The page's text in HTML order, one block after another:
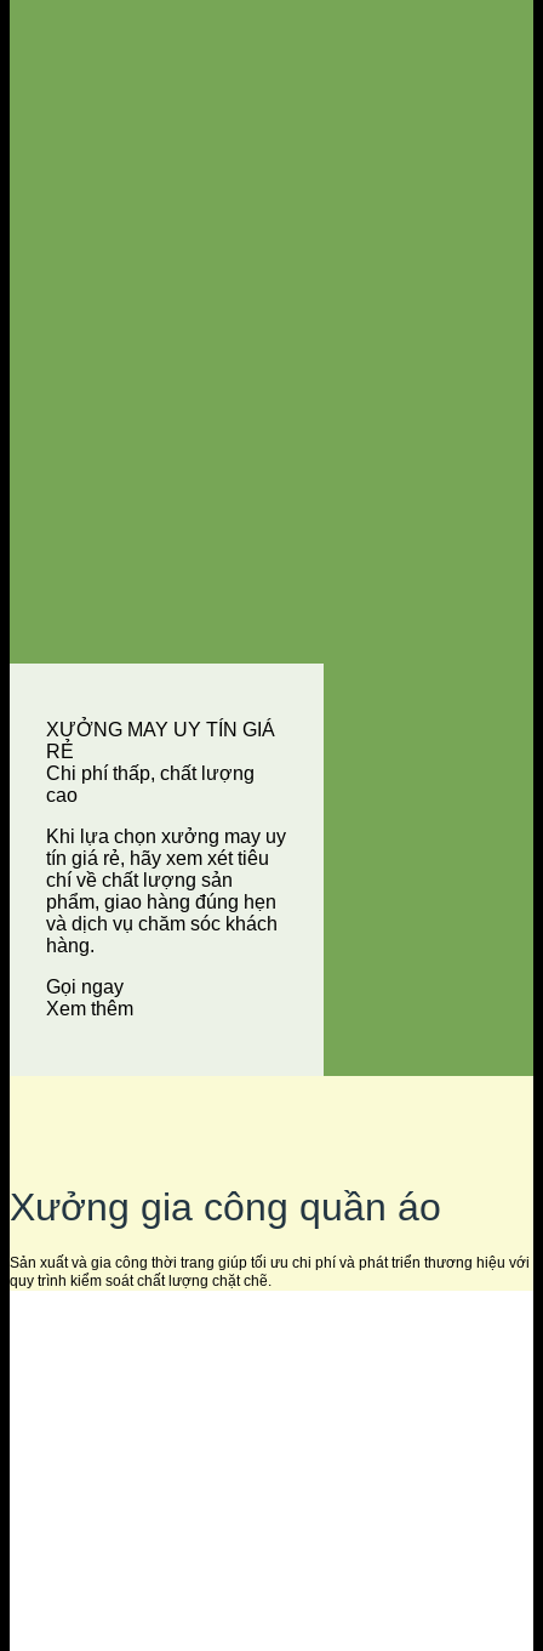
XƯỞNG MAY UY TÍN GIÁ
RẺ
Chi phí thấp, chất lượng
cao
Khi lựa chọn xưởng may uy
tín giá rẻ, hãy xem xét tiêu
chí về chất lượng sản
phẩm, giao hàng đúng hẹn
và dịch vụ chăm sóc khách
hàng.
Gọi ngay
Xem thêm
Xưởng gia công quần áo
Sản xuất và gia công thời trang giúp tối ưu chi phí và phát triển thương hiệu với
quy trình kiểm soát chất lượng chặt chẽ.